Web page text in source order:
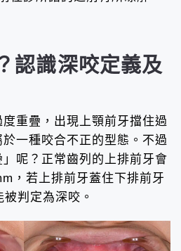
認識深咬定義及
重疊，出現上顎前牙擋住過
一種咬合不正的型態。不過
呢？正常齒列的上排前牙會
，若上排前牙蓋住下排前牙
判定為深咬。